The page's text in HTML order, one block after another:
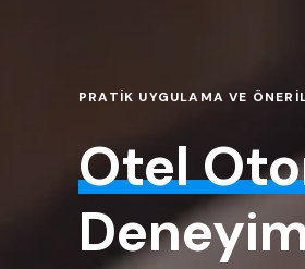
PRATİK UYGULAMA VE
Otel